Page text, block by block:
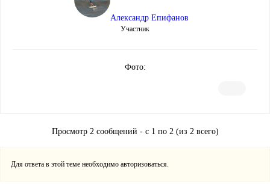
Александр Епифанов
Участник
Фото:
Просмотр 2 сообщений - с 1 по 2 (из 2 всего)
Для ответа в этой теме необходимо авторизоваться.